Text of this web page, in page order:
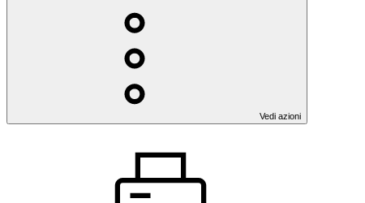
Vedi azioni